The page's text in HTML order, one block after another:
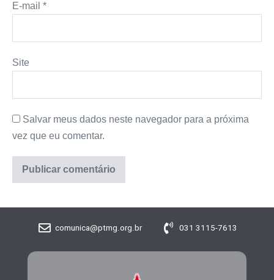
E-mail *
Site
Salvar meus dados neste navegador para a próxima
vez que eu comentar.
comunica@ptmg.org.br 031 3115-7613